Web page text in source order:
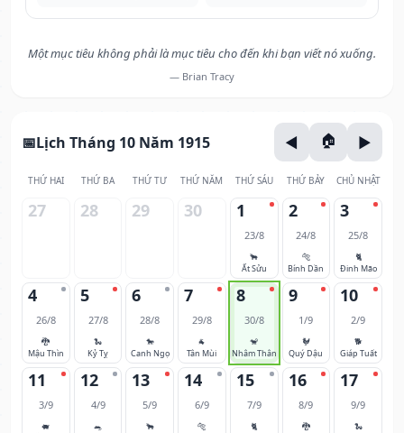
Một mục tiêu không phải là mục tiêu cho đến khi bạn viết nó xuống.
— Brian Tracy
Lịch Tháng 10 Năm 1915
THỨ HAI THỨ BA THỨ TƯ THỨ NĂM THỨ SÁU THỨ BẢY CHỦ NHẬT
27 28 29 30 1
23/8
🐂
Ất Sửu
2
24/8
🐅
Bính Dần
3
25/8
🐈
Đinh Mão
4
26/8
🐉
Mậu Thìn
5
27/8
🐍
Kỷ Tỵ
6
28/8
🐎
Canh Ngọ
7
29/8
🐐
Tân Mùi
8
30/8
🐒
Nhâm Thân
9
1/9
🐓
Quý Dậu
10
2/9
🐕
Giáp Tuất
11
3/9
🐖
12
4/9
🐀
13
5/9
🐂
14
6/9
🐅
15
7/9
🐈
16
8/9
🐉
17
9/9
🐍